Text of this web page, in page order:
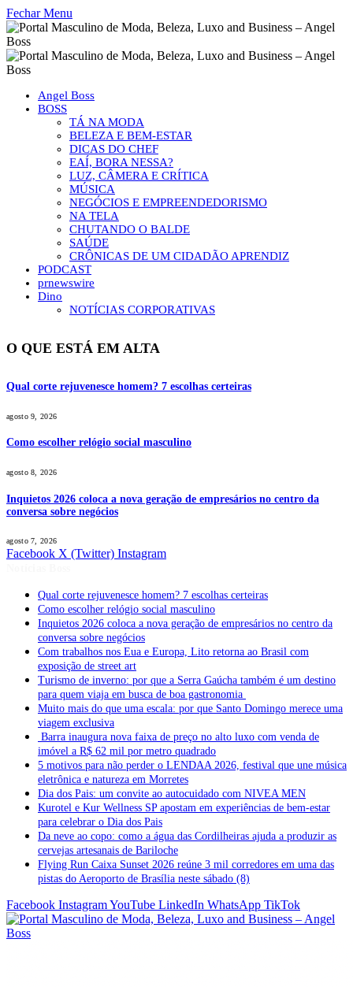
Fechar Menu
Angel Boss
BOSS
TÁ NA MODA
BELEZA E BEM-ESTAR
DICAS DO CHEF
EAÍ, BORA NESSA?
LUZ, CÂMERA E CRÍTICA
MÚSICA
NEGÓCIOS E EMPREENDEDORISMO
NA TELA
CHUTANDO O BALDE
SAÚDE
CRÔNICAS DE UM CIDADÃO APRENDIZ
PODCAST
prnewswire
Dino
NOTÍCIAS CORPORATIVAS
O QUE ESTÁ EM ALTA
Qual corte rejuvenesce homem? 7 escolhas certeiras
agosto 9, 2026
Como escolher relógio social masculino
agosto 8, 2026
Inquietos 2026 coloca a nova geração de empresários no centro da
conversa sobre negócios
agosto 7, 2026
Facebook X (Twitter) Instagram
Qual corte rejuvenesce homem? 7 escolhas certeiras
Como escolher relógio social masculino
Inquietos 2026 coloca a nova geração de empresários no centro da
conversa sobre negócios
Com trabalhos nos Eua e Europa, Lito retorna ao Brasil com
exposição de street art
Turismo de inverno: por que a Serra Gaúcha também é um destino
para quem viaja em busca de boa gastronomia
Muito mais do que uma escala: por que Santo Domingo merece uma
viagem exclusiva
Barra inaugura nova faixa de preço no alto luxo com venda de
imóvel a R$ 62 mil por metro quadrado
5 motivos para não perder o LENDAA 2026, festival que une música
eletrônica e natureza em Morretes
Dia dos Pais: um convite ao autocuidado com NIVEA MEN
Kurotel e Kur Wellness SP apostam em experiências de bem-estar
para celebrar o Dia dos Pais
Da neve ao copo: como a água das Cordilheiras ajuda a produzir as
cervejas artesanais de Bariloche
Flying Run Caixa Sunset 2026 reúne 3 mil corredores em uma das
pistas do Aeroporto de Brasília neste sábado (8)
Facebook InstagramYouTube LinkedIn WhatsApp TikTok